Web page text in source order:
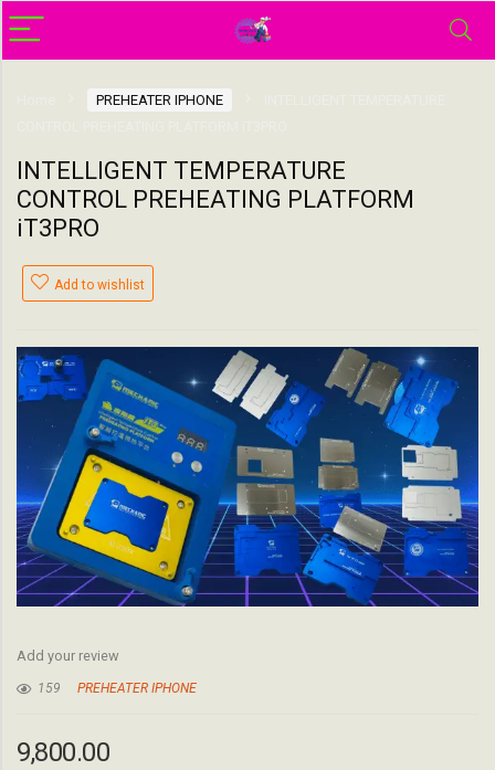
PREHEATER IPHONE
INTELLIGENT TEMPERATURE
CONTROL PREHEATING PLATFORM
iT3PRO
Add to wishlist
Add your review
159 PREHEATER IPHONE
9,800.00